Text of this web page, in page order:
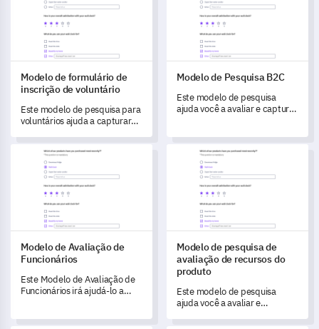
Modelo de formulário de
inscrição de voluntário
Este modelo de pesquisa para
voluntários ajuda a capturar
voluntários de forma eficaz.
Modelo de Pesquisa B2C
Este modelo de pesquisa
ajuda você a avaliar e capturar
para melhoria.
Modelo de Avaliação de Funcionários
Modelo de Avaliação de
Funcionários
Este Modelo de Avaliação de
Funcionários irá ajudá-lo a
funcionários para impulsionar
Modelo de pesquisa de
Modelo de pesquisa de
avaliação de recursos do
produto
Este modelo de pesquisa
ajuda você a avaliar e
usuários com os últimos